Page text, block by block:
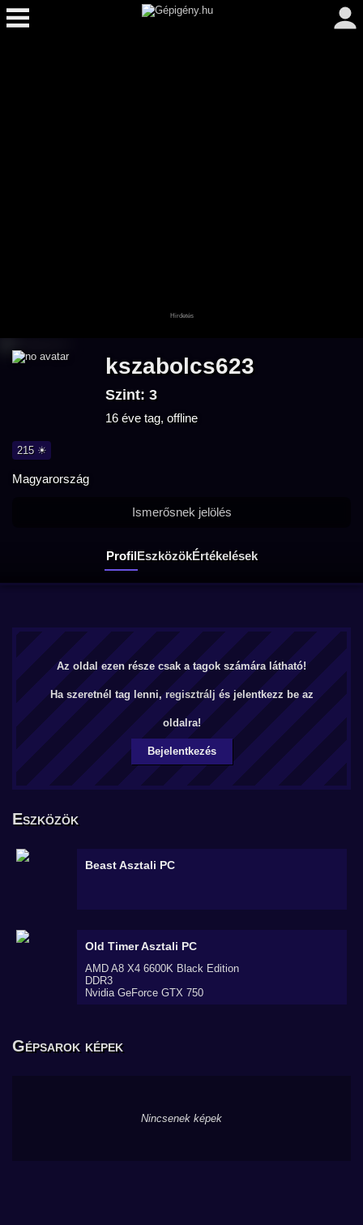
kszabolcs623
Szint: 3
16 éve tag, offline
215 ☀
Magyarország
ProfilEszközökÉrtékelések
Ismerősnek jelölés
Az oldal ezen része csak a tagok számára látható!
Ha szeretnél tag lenni, regisztrálj és jelentkezz be az
oldalra!
Bejelentkezés
Eszközök
BeastAsztali PC
Old TimerAsztali PC
AMD A8 X4 6600K Black Edition
DDR3
Nvidia GeForce GTX 750
Gépsarok képek
Nincsenek képek